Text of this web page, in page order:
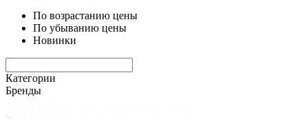
По возрастанию цены
По убыванию цены
Новинки
Категории
Бренды